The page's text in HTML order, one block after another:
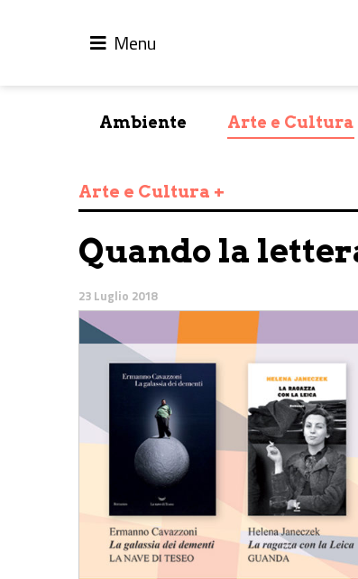
Menu
Ambiente Arte e Cultura
Arte e Cultura +
Quando la
23 Luglio 2018